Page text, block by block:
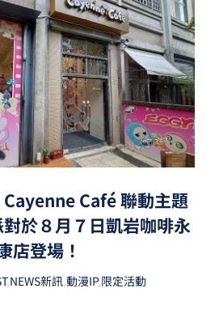
Cayenne Café 聯動主題
於８月７日凱岩咖啡永
店登場！
,NEWS新訊,動漫IP,限定活動